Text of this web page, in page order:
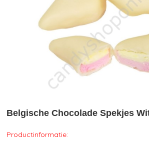
Belgische Chocolade Spekjes
Productinformatie: